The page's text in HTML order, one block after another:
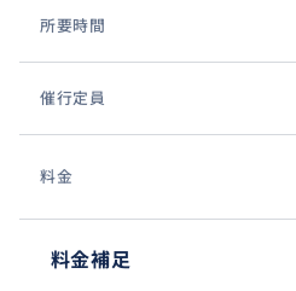
【LINEチャットサポート】
所要時間
催行定員
料金
料金補足